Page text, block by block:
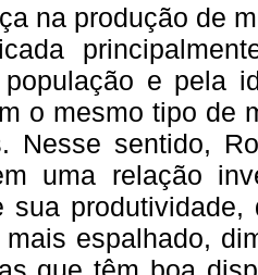
na produção de
população e pela
o mesmo tipo de
Nesse sentido,
uma relação
sua
espalhado,